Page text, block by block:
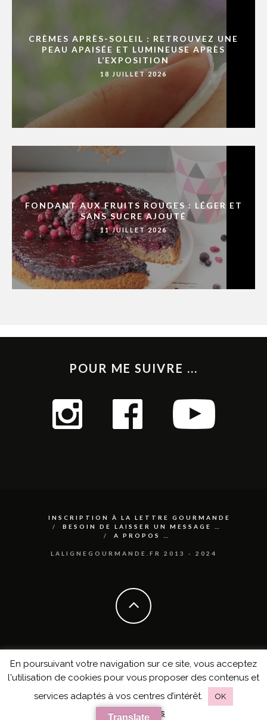
CRÈMES APRÈS-SOLEIL : RETROUVEZ UNE
PEAU APAISÉE ET LUMINEUSE APRÈS
L’EXPOSITION
18 JUILLET 2026
FONDANT AUX FRUITS ROUGES : LÉGER ET
SANS SUCRE AJOUTÉ
11 JUILLET 2026
POUR ME SUIVRE ...
INSCRIPTION À LA LETTRE GOURMANDE
BESOIN DE LAISSER UN MESSAGE …
A PROPOS …
LALIGNEGOURMANDE.FR 2013 - 2024
En poursuivant votre navigation sur ce site, vous acceptez
l'utilisation de cookies pour vous proposer des contenus et
services adaptés à vos centres d’intérêt.
OK
en savoir plus
Translate